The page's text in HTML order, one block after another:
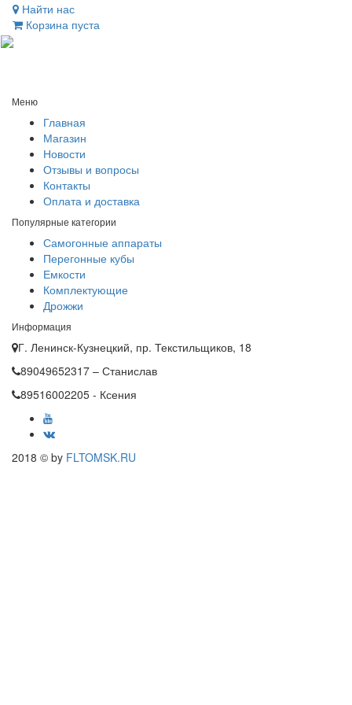
Найти нас
Корзина пуста
Меню
Главная
Магазин
Новости
Отзывы и вопросы
Контакты
Оплата и доставка
Популярные категории
Самогонные аппараты
Перегонные кубы
Емкости
Комплектующие
Дрожжи
Информация
Г. Ленинск-Кузнецкий, пр. Текстильщиков, 18
89049652317 – Станислав
89516002205 - Ксения
2018 © by FLTOMSK.RU